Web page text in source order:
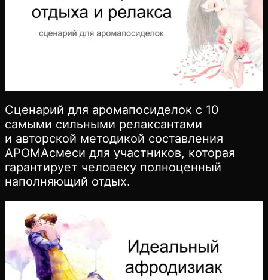
Сценарий для аромапосиделок с 10
самыми сильными релаксантами
и авторской методикой составления
АРОМАсмеси для участников, которая
гарантирует человеку полноценный
наполняющий отдых.